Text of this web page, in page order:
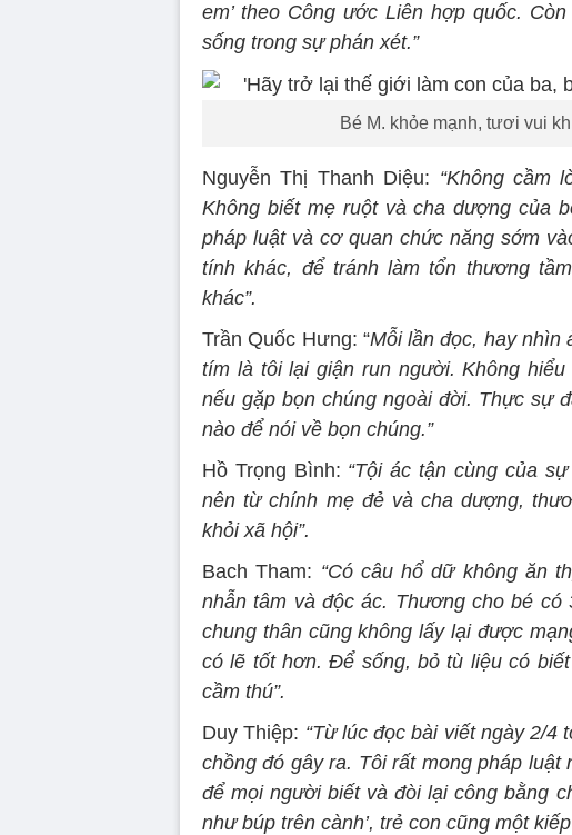
em’ theo Công ước Liên hợp quốc.
sống trong sự phán xét.”
Bé M. khỏe mạnh, tươi vui
Nguyễn Thị Thanh Diệu: “Không cầm
Không biết mẹ ruột và cha dượng của
pháp luật và cơ quan chức năng sớm
tính khác, để tránh làm tổn thương
khác”.
Trần Quốc Hưng: “Mỗi lần đọc, hay nhìn
tím là tôi lại giận run người. Không
nếu gặp bọn chúng ngoài đời. Thực sự
nào để nói về bọn chúng.”
Hồ Trọng Bình: “Tội ác tận cùng của
nên từ chính mẹ đẻ và cha dượng,
khỏi xã hội”.
Bach Tham: “Có câu hổ dữ không ăn
nhẫn tâm và độc ác. Thương cho bé
chung thân cũng không lấy lại được
có lẽ tốt hơn. Để sống, bỏ tù liệu có
cầm thú”.
Duy Thiệp: “Từ lúc đọc bài viết ngày 2/4
chồng đó gây ra. Tôi rất mong pháp
để mọi người biết và đòi lại công bằng
như búp trên cành’, trẻ con cũng một